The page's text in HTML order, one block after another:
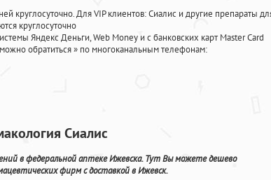
круглосуточно. Для VIP клиентов: Сиалис и другие препараты
круглосуточно
Яндекс Деньги, Web Money и с банковских карт Master Card
обратиться» по многоканальным телефонам:
Сиалис
в федеральной аптеке Ижевска. Тут Вы можете дешево
фирм с доставкой в Ижевск.